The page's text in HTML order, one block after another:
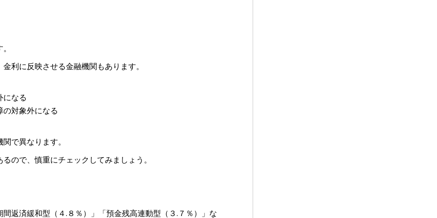
利に反映させる金融機関もあります。
になる
対象外になる
で異なります。
ので、慎重にチェックしてみましょう。
返済緩和型（４.８％）」「預金残高連動型（３.７％）」な